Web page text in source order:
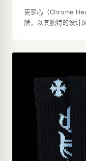
克罗心（Chrome
牌，以其独特的设计